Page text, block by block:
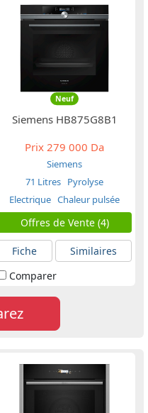
Neuf
Siemens HB875G8B1
Prix 279 000 Da
Siemens
71 Litres Pyrolyse
Electrique Chaleur pulsée
Offres de Vente (4)
Fiche
Similaires
Comparer